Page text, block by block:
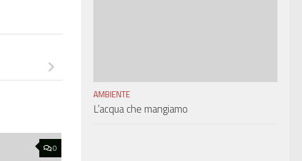
0
AMBIENTE
L’acqua che mangiamo